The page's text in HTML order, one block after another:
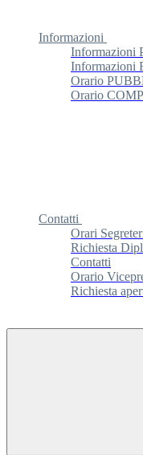
Informazioni
Informazioni
Informazioni
Orario
Orario
Contatti
Orari
Richiesta
Contatti
Orario
Richiesta